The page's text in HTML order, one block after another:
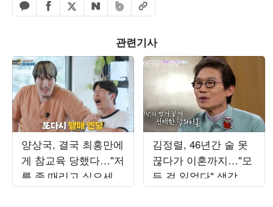
카카오톡 공유하기
페이스북 공유하기
엑스 공유하기
네이버 공유하기
밴드 공유하기
URL복사
관련기사
양상국, 결국 최홍만에
게 참교육 당했다…"저
를 좀 때리고 싶으세
요?" ('거인인데요')
김정렬, 46년간 술 못
끊다가 이혼까지…"모
든 걸 잃었다" 생각에
금주 성공 ('데이앤나